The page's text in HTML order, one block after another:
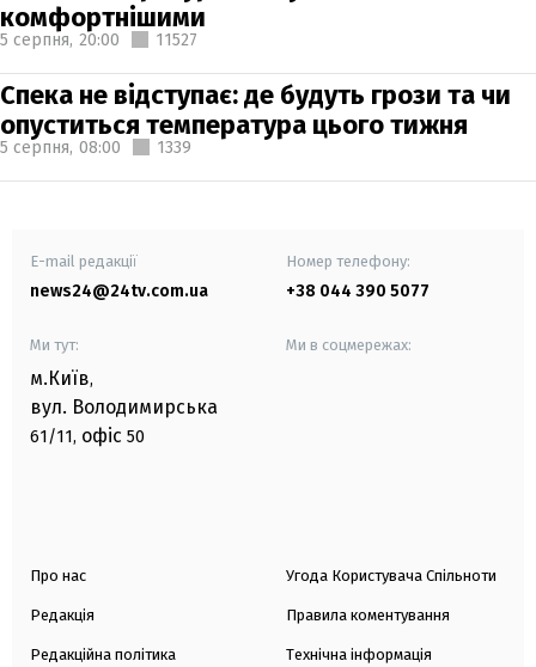
комфортнішими
5 серпня, 20:00 11527
Спека не відступає: де будуть грози та чи
опуститься температура цього тижня
5 серпня, 08:00 1339
E-mail редакції
news24@24tv.com.ua
Номер телефону:
+38 044 390 5077
Ми тут:
м.Київ,
вул. Володимирська
61/11, офіс 50
Ми в соцмережах:
Про нас
Редакція
Редакційна політика
Угода Користувача Спільноти
Правила коментування
Технічна інформація